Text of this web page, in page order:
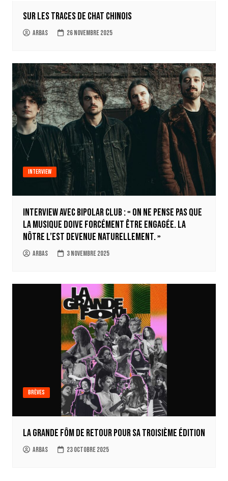
Sur les traces de Chat Chinois
Arbas 26 novembre 2025
Interview
Interview avec Bipolar Club : « On ne pense pas que
la musique doive forcément être engagée. La
nôtre l’est devenue naturellement. »
Arbas 3 novembre 2025
Brèves
La Grande FÔM de retour pour sa troisième édition
Arbas 23 octobre 2025